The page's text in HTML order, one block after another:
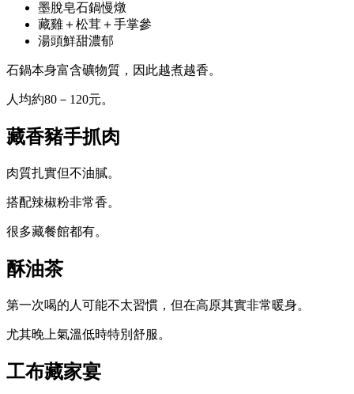
墨脫皂石鍋慢燉
藏雞＋松茸＋手掌參
湯頭鮮甜濃郁
石鍋本身富含礦物質，因此越煮越香。
人均約80－120元。
藏香豬手抓肉
肉質扎實但不油膩。
搭配辣椒粉非常香。
很多藏餐館都有。
酥油茶
第一次喝的人可能不太習慣，但在高原其實非常暖身。
尤其晚上氣溫低時特別舒服。
工布藏家宴